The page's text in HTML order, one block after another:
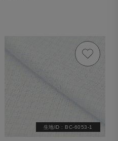
生地ID : BC-6053-1